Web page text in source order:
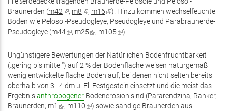
extern) extern)
Braunerden (m42(Link
ist
extern)
, m8(Link
ist
extern)
, m16(Link
ist
extern)
). Hinzu kommen wechselfeuchte
Böden wie Pelosol-Pseudogleye, Pseudogleye und Parabraunerde-
Pseudogleye (m44(Link
extern)
, m25(Link
extern)
, m105(Link
extern)
).
Ungünstigere Bewertungen der Natürlichen Bodenfruchtbarkeit
(„gering bis mittel“) auf 2 % der Bodenfläche weisen naturgemäß
wenig entwickelte flache Böden auf, bei denen nicht selten bereits
oberhalb von 3–4 dm u. Fl. Festgestein einsetzt und die meist das
Ergebnisanthropogener Bodenerosion sind (Pararendzina, Ranker,
Braunerden; m1 (Link
, m110(Link
) sowie sandige Braunerden aus